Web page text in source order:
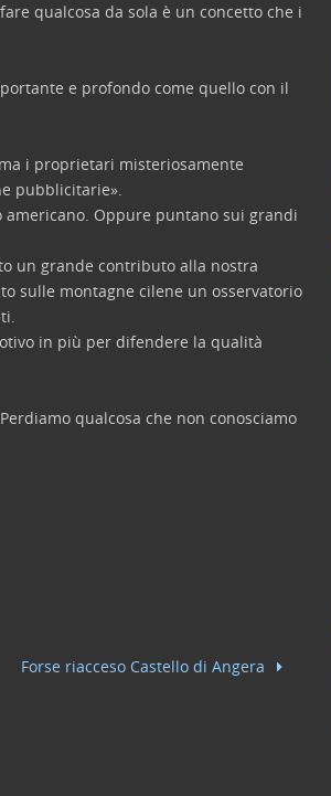
qualcosa da sola è un concetto che i
e profondo come quello con il
i proprietari misteriosamente
pubblicitarie».
Oppure puntano sui grandi
un grande contributo alla nostra
sulle montagne cilene un osservatorio
in più per difendere la qualità
qualcosa che non conosciamo
Forse riacceso Castello di Angera